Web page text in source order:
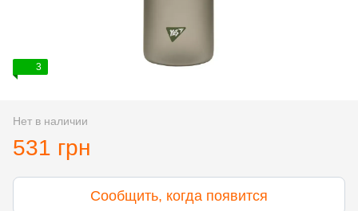
3
Нет в наличии
531 грн
Сообщить, когда появится